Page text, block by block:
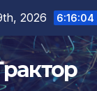
2026 6:16:05